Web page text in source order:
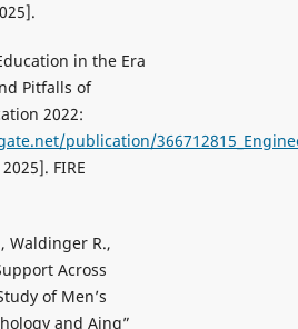
in the Era
Pitfalls of
2022:
publication/
FIRE
Waldinger R.,
Across
of Men’s
and Aing”